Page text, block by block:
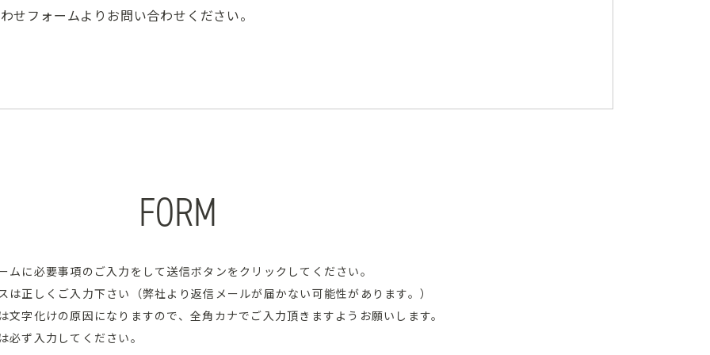
せフォームよりお問い合わせください。
FORM
ムに必要事項のご入力をして送信ボタンをクリックしてください。
は正しくご入力下さい（弊社より返信メールが届かない可能性があります。）
文字化けの原因になりますので、全角カナでご入力頂きますようお願いします。
必ず入力してください。